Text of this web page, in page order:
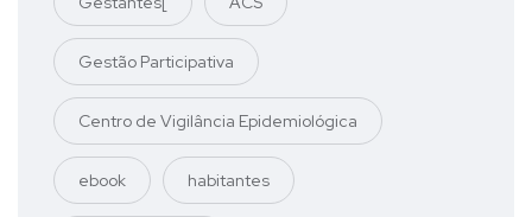
Gestão Participativa
Centro de Vigilância Epidemiológica
ebook habitantes